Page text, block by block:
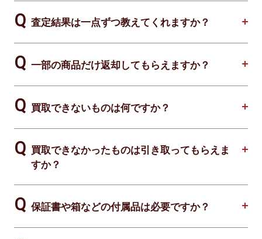
査定結果は一点ずつ教えてくれますか？
一部の商品だけ返却してもらえますか？
買取できないものは何ですか？
買取できなかったものは引き取ってもらえま
すか？
保証書や箱などの付属品は必要ですか？